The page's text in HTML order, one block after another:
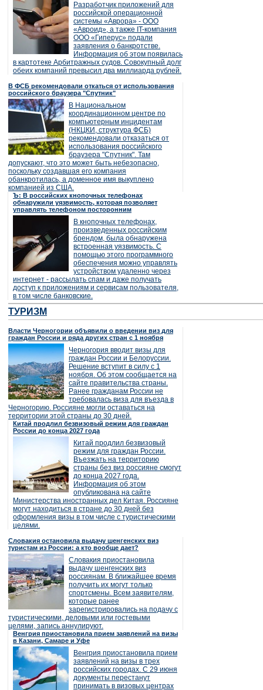
Разработчик приложений для
российской операционной
системы «Аврора» - ООО
«Авроид», а также IT-компания
ООО «Гиперус» подали
заявления о банкротстве.
Информация об этом появилась
в картотеке Арбитражных судов. Совокупный долг
обеих компаний превысил два миллиарда рублей.
В ФСБ рекомендовали откаться от использования
российского браузера "Спутник"
В Национальном
координационном центре по
компьютерным инцидентам
(НКЦКИ, структура ФСБ)
рекомендовали отказаться от
использования российского
браузера "Спутник". Там
допускают, что это может быть небезопасно,
поскольку создавшая его компания
обанкротилась, а доменное имя выкуплено
компанией из США.
Ъ: В российских кнопочных телефонах
обнаружили уязвимость, которая позволяет
управлять телефоном посторонним
В кнопочных телефонах,
произведенных российским
брендом, была обнаружена
встроенная уязвимость. С
помощью этого программного
обеспечения можно управлять
устройством удаленно через
интернет - рассылать спам и даже получать
доступ к приложениям и сервисам пользователя,
в том числе банковские.
ТУРИЗМ
Власти Черногории объявили о введении виз для
граждан России и ряда других стран с 1 ноября
Черногория вводит визы для
граждан России и Белоруссии.
Решение вступит в силу с 1
ноября. Об этом сообщается на
сайте правительства страны.
Ранее гражданам России не
требовалась виза для въезда в
Черногорию. Россияне могли оставаться на
территории этой страны до 30 дней.
Китай продлил безвизовый режим для граждан
России до конца 2027 года
Китай продлил безвизовый
режим для граждан России.
Въезжать на территорию
страны без виз россияне смогут
до конца 2027 года.
Информация об этом
опубликована на сайте
Министерства иностранных дел Китая. Россияне
могут находиться в стране до 30 дней без
оформления визы в том числе с туристическими
целями.
Словакия остановила выдачу шенгенских виз
туристам из России: а кто вообще дает?
Словакия приостановила
выдачу шенгенских виз
россиянам. В ближайшее время
получить их могут только
спортсмены. Всем заявителям,
которые ранее
зарегистрировались на подачу с
туристическими, деловыми или гостевыми
целями, запись аннулируют.
Венгрия приостановила прием заявлений на визы
в Казани, Самаре и Уфе
Венгрия приостановила прием
заявлений на визы в трех
российских городах. С 29 июня
документы перестанут
принимать в визовых центрах